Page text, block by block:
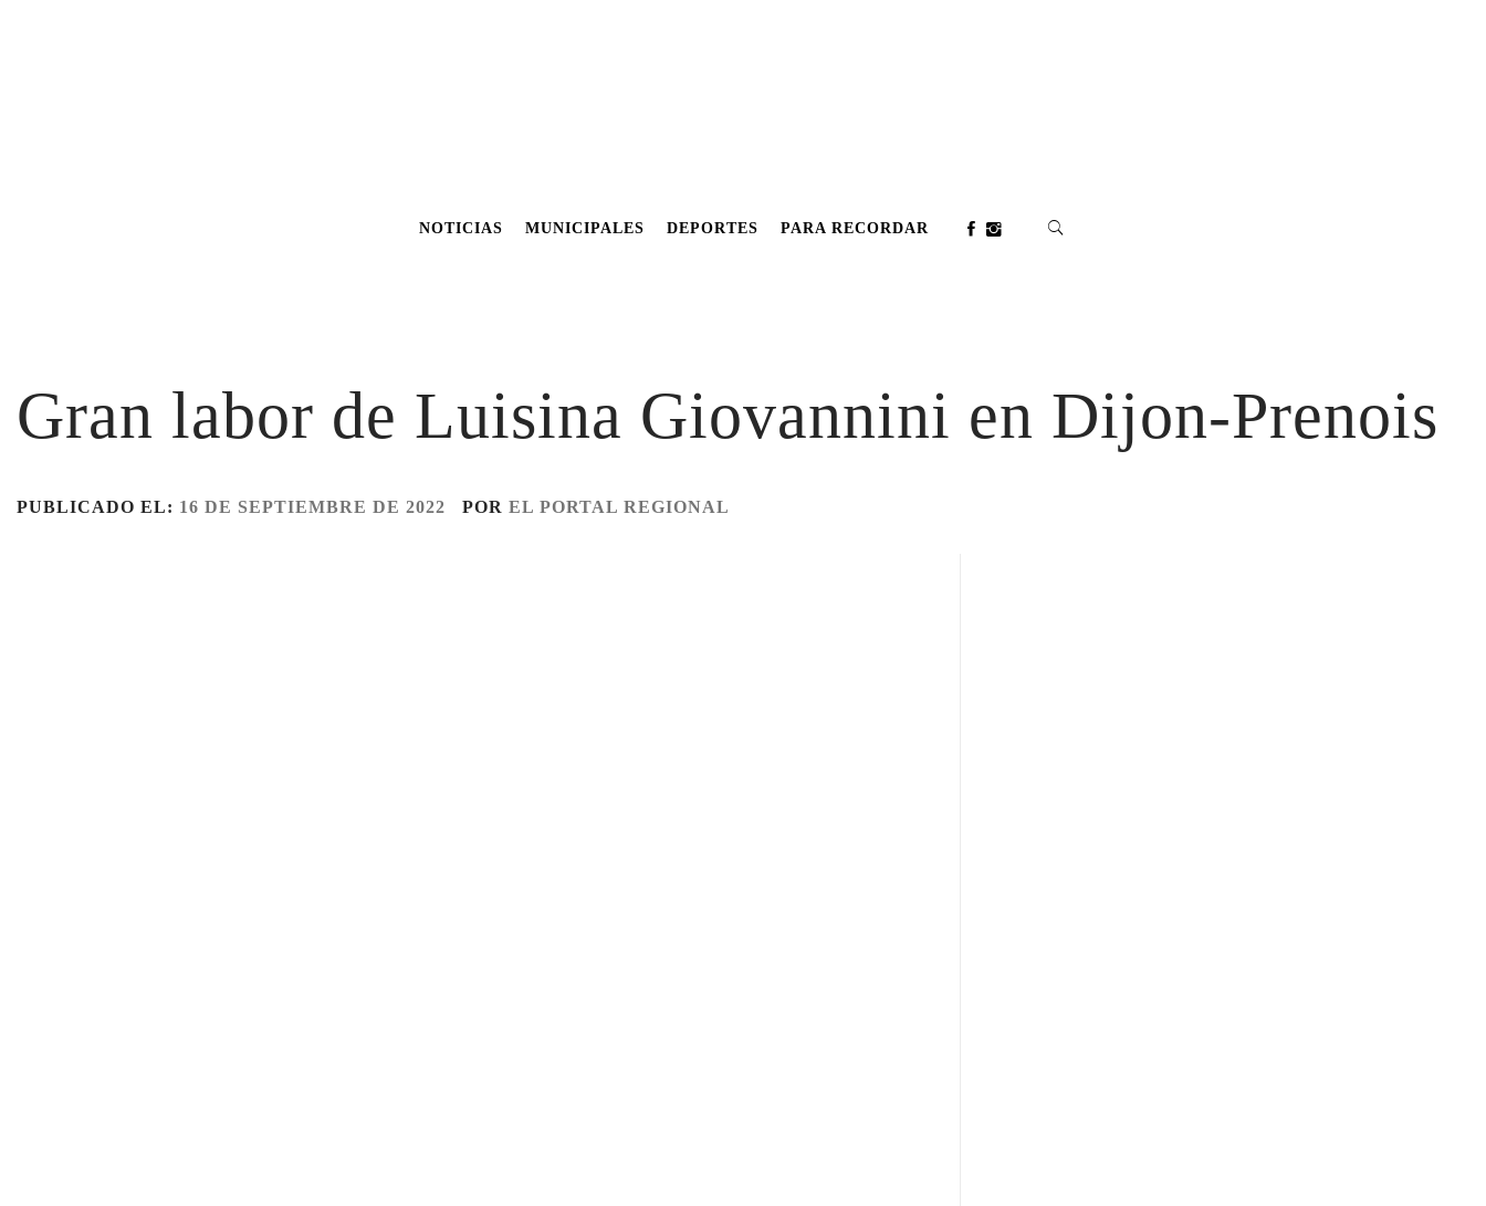
NOTICIAS MUNICIPALES DEPORTES PARA RECORDAR
Gran labor de Luisina Giovannini en Dijon-Prenois
PUBLICADO EL: 16 DE SEPTIEMBRE DE 2022 POR EL PORTAL REGIONAL